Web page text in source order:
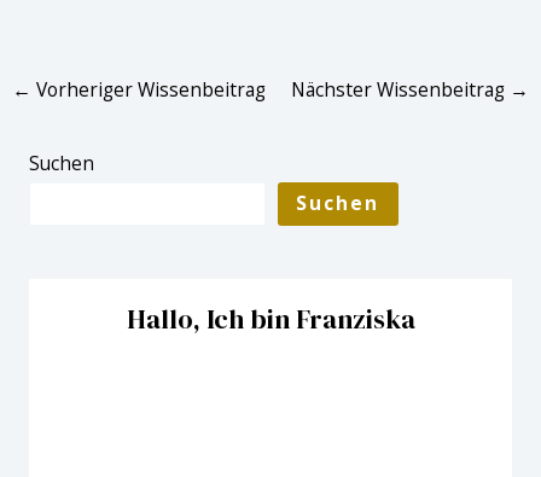
Post
← Vorheriger Wissenbeitrag Nächster Wissenbeitrag →
Suchen
Suchen
Hallo, Ich bin Franziska